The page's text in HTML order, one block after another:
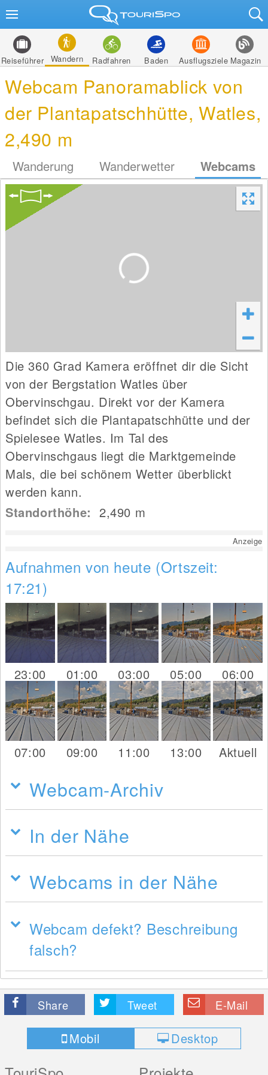
Reiseführer Wandern Radfahren Baden Ausflugsziele Magazin
Webcam Panoramablick von
der Plantapatschhütte, Watles,
2,490 m
Wanderung Wanderwetter Webcams
Die 360 Grad Kamera eröffnet dir die Sicht
von der Bergstation Watles über
Obervinschgau. Direkt vor der Kamera
befindet sich die Plantapatschhütte und der
Spielesee Watles. Im Tal des
Obervinschgaus liegt die Marktgemeinde
Mals, die bei schönem Wetter überblickt
werden kann.
Standorthöhe:2,490 m
Anzeige
Aufnahmen von heute (Ortszeit:
17:21)
23:00 01:00 03:00 05:00 06:00
07:00 09:00 11:00 13:00 Aktuell
Webcam-Archiv
In der Nähe
Webcams in der Nähe
Webcam defekt? Beschreibung
falsch?
Share Tweet E-Mail
Mobil Desktop